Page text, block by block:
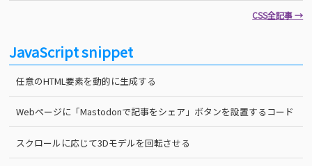
CSS全記事 →
JavaScript snippet
任意のHTML要素を動的に生成する
Webページに「Mastodonで記事をシェア」ボタンを設置するコード
スクロールに応じて3Dモデルを回転させる